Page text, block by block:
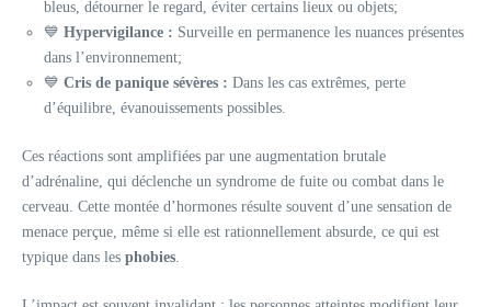
bleus, détourner le regard, éviter certains lieux ou objets;
💙 Hypervigilance : Surveille en permanence les nuances présentes
dans l’environnement;
💙 Cris de panique sévères : Dans les cas extrêmes, perte
d’équilibre, évanouissements possibles.
Ces réactions sont amplifiées par une augmentation brutale
d’adrénaline, qui déclenche un syndrome de fuite ou combat dans le
cerveau. Cette montée d’hormones résulte souvent d’une sensation de
menace perçue, même si elle est rationnellement absurde, ce qui est
typique dans les phobies.